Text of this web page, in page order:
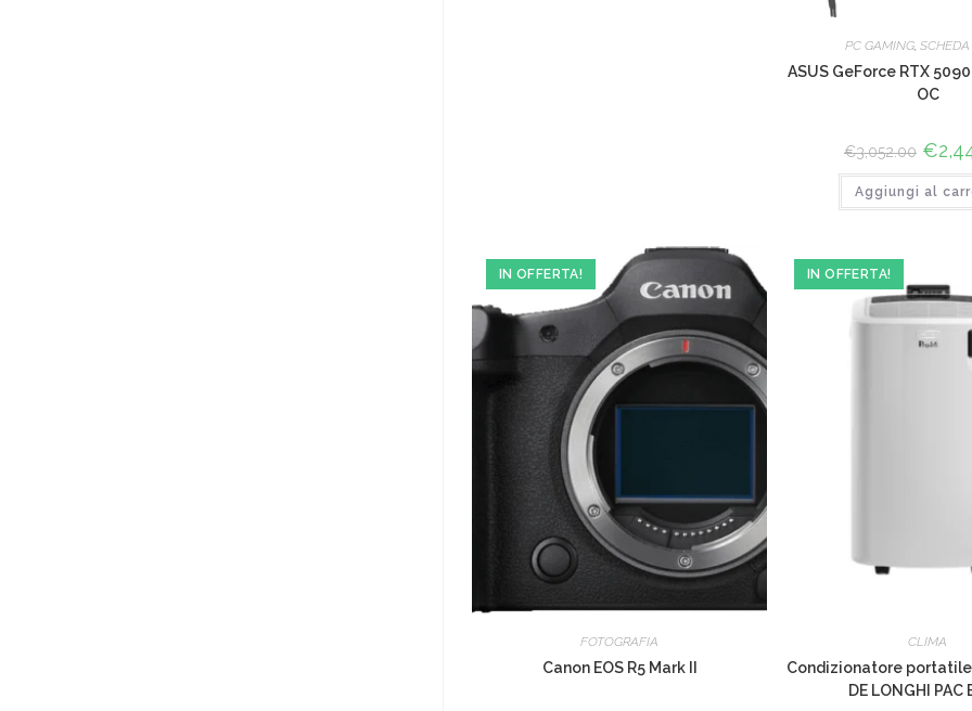
PC GAMING,
ASUS GeForce RTX
OC
€3,052.00 Il
prezzo
era:
€
Aggiungi al
IN OFFERTA!
FOTOGRAFIA
Canon EOS R5 Mark II
IN OFFERTA!
CLIMA
Condizionatore
DE LONGHI PAC